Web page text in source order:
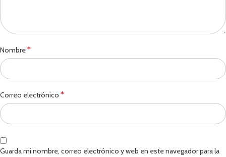
Nombre*
Correo electrónico *
Guarda mi nombre, correo electrónico y web en este navegador para la